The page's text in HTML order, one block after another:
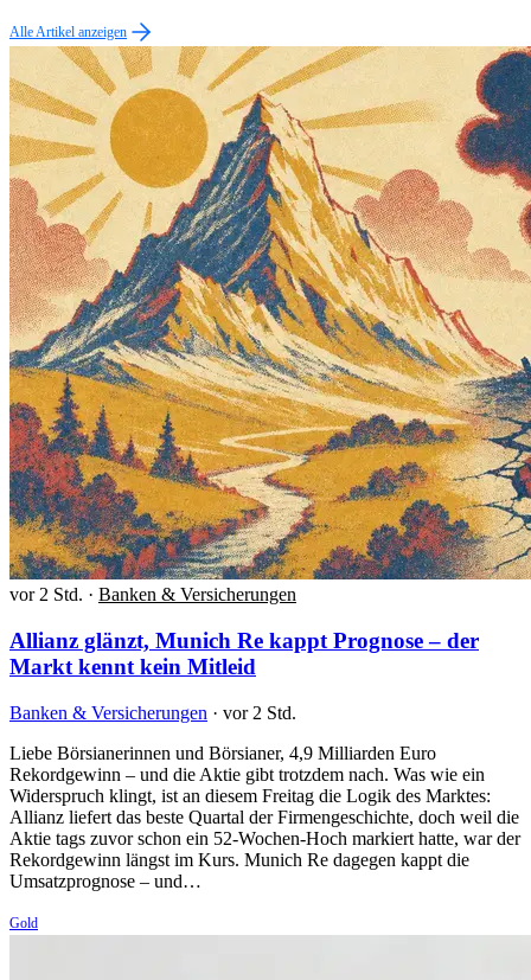
Alle Artikel anzeigen
vor 2 Std. · Banken & Versicherungen
Allianz glänzt, Munich Re kappt Prognose – der
Markt kennt kein Mitleid
Banken & Versicherungen · vor 2 Std.
Liebe Börsianerinnen und Börsianer, 4,9 Milliarden Euro
Rekordgewinn – und die Aktie gibt trotzdem nach. Was wie ein
Widerspruch klingt, ist an diesem Freitag die Logik des Marktes:
Allianz liefert das beste Quartal der Firmengeschichte, doch weil die
Aktie tags zuvor schon ein 52-Wochen-Hoch markiert hatte, war der
Rekordgewinn längst im Kurs. Munich Re dagegen kappt die
Umsatzprognose – und…
Gold